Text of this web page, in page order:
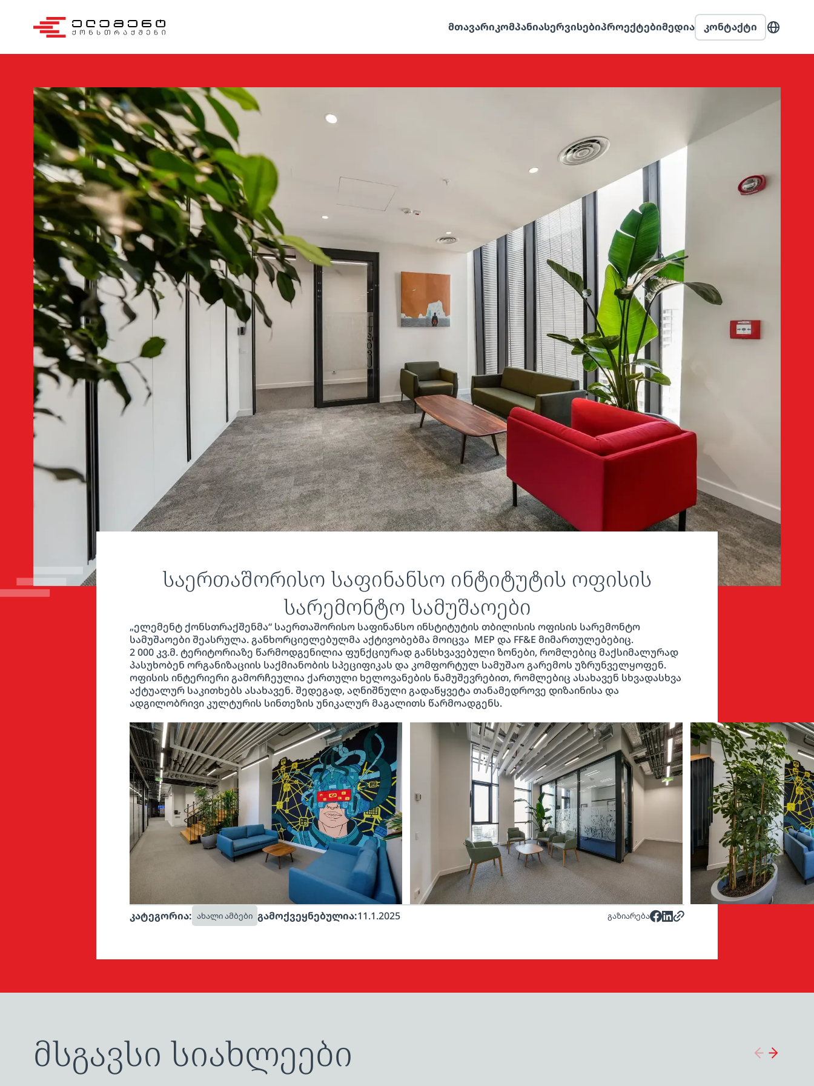
ᲛᲗᲐᲕᲐᲠᲘᲙᲝᲛᲞᲐᲜᲘᲐᲡᲔᲠᲕᲘᲡᲔᲑᲘᲞᲠᲝᲔᲥᲢᲔᲑᲘᲛᲔᲓᲘᲐ ᲙᲝᲜᲢᲐᲥᲢᲘ
საერთაშორისო საფინანსო ინტიტუტის ოფისის
სარემონტო სამუშაოები
„ელემენტ ქონსთრაქშენმა“ საერთაშორისო საფინანსო ინსტიტუტის თბილისის ოფისის სარემონტო
სამუშაოები შეასრულა. განხორციელებულმა აქტივობებმა მოიცვა MEP და FF&E მიმართულებებიც.
2 000 კვ.მ. ტერიტორიაზე წარმოდგენილია ფუნქციურად განსხვავებული ზონები, რომლებიც მაქსიმალურად
პასუხობენ ორგანიზაციის საქმიანობის სპეციფიკას და კომფორტულ სამუშაო გარემოს უზრუნველყოფენ.
ოფისის ინტერიერი გამორჩეულია ქართული ხელოვანების ნამუშევრებით, რომლებიც ასახავენ სხვადასხვა
აქტუალურ საკითხებს ასახავენ. შედეგად, აღნიშნული გადაწყვეტა თანამედროვე დიზაინისა და
ადგილობრივი კულტურის სინთეზის უნიკალურ მაგალითს წარმოადგენს.
კატეგორია: ახალი ამბები გამოქვეყნებულია:11.1.2025 გაზიარება
მსგავსი სიახლეები